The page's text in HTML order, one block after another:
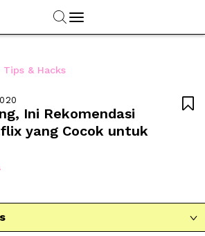
Tips & Hacks
Ini Rekomendasi
yang Cocok untuk

